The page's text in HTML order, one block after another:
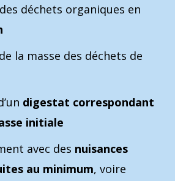
déchets organiques en
la masse des déchets de
digestat correspondant
initiale
avec des nuisances
au minimum, voire